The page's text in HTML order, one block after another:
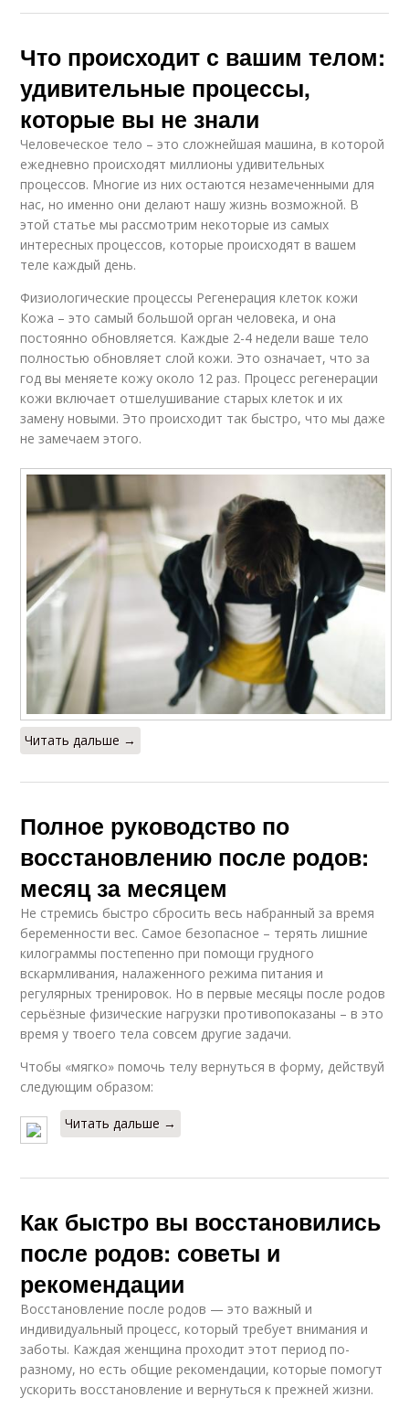
Что происходит с вашим телом:
удивительные процессы,
которые вы не знали
Человеческое тело – это сложнейшая машина, в которой
ежедневно происходят миллионы удивительных
процессов. Многие из них остаются незамеченными для
нас, но именно они делают нашу жизнь возможной. В
этой статье мы рассмотрим некоторые из самых
интересных процессов, которые происходят в вашем
теле каждый день.
Физиологические процессы Регенерация клеток кожи
Кожа – это самый большой орган человека, и она
постоянно обновляется. Каждые 2-4 недели ваше тело
полностью обновляет слой кожи. Это означает, что за
год вы меняете кожу около 12 раз. Процесс регенерации
кожи включает отшелушивание старых клеток и их
замену новыми. Это происходит так быстро, что мы даже
не замечаем этого.
Читать дальше →
Полное руководство по
восстановлению после родов:
месяц за месяцем
Не стремись быстро сбросить весь набранный за время
беременности вес. Самое безопасное – терять лишние
килограммы постепенно при помощи грудного
вскармливания, налаженного режима питания и
регулярных тренировок. Но в первые месяцы после родов
серьёзные физические нагрузки противопоказаны – в это
время у твоего тела совсем другие задачи.
Чтобы «мягко» помочь телу вернуться в форму, действуй
следующим образом:
Читать дальше →
Как быстро вы восстановились
после родов: советы и
рекомендации
Восстановление после родов — это важный и
индивидуальный процесс, который требует внимания и
заботы. Каждая женщина проходит этот период по-
разному, но есть общие рекомендации, которые помогут
ускорить восстановление и вернуться к прежней жизни.